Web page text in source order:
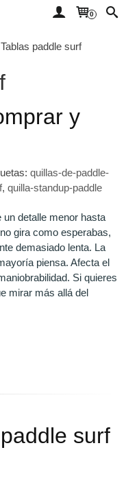
0
paddle surf
y
quillas-de-paddle-
, quilla-standup-paddle
un detalle menor hasta
gira como esperabas,
demasiado lenta. La
piensa. Afecta el
Si quieres
mirar más allá del
surf